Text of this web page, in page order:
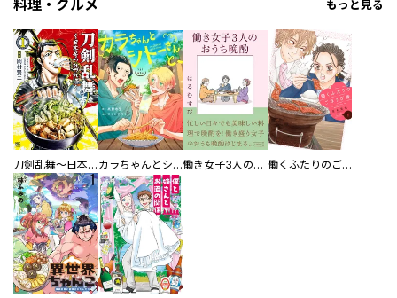
料理・グルメ もっと見る
刀剣乱舞～日本号つれづれ酒～ カラちゃんとシトーさんと、 【分冊版】 働き女子3人のおうち晩酌 働くふたりのごほうび飯